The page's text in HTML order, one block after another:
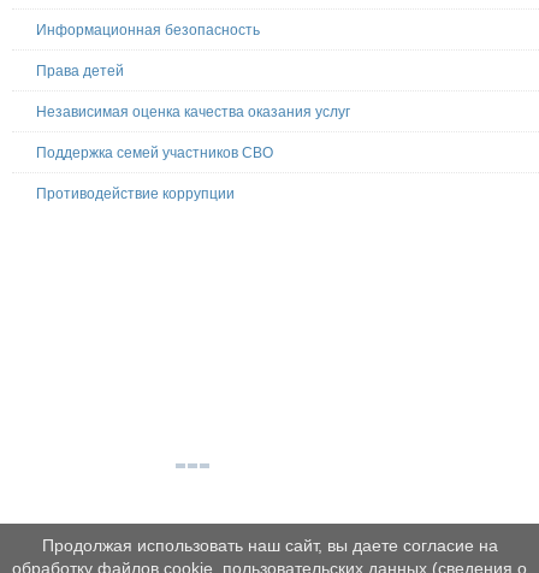
Информационная безопасность
Права детей
Независимая оценка качества оказания услуг
Поддержка семей участников СВО
Противодействие коррупции
Продолжая использовать наш сайт, вы даете согласие на
обработку файлов cookie, пользовательских данных (сведения о